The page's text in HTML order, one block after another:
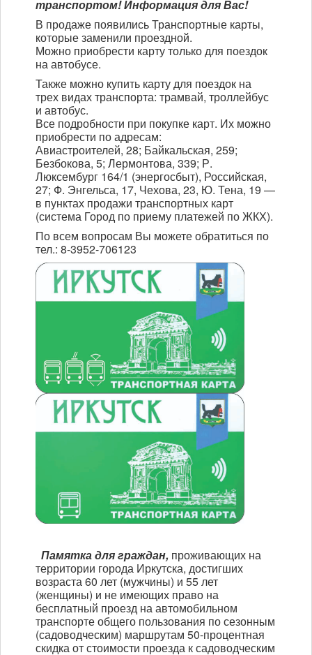
Документы
Мы в СМИ
Контакты
транспортом! Информация для Вас!
В продаже появились Транспортные карты,
которые заменили проездной.
Можно приобрести карту только для поездок
на автобусе.
Также можно купить карту для поездок на
трех видах транспорта: трамвай, троллейбус
и автобус.
Все подробности при покупке карт. Их можно
приобрести по адресам:
Авиастроителей, 28; Байкальская, 259;
Безбокова, 5; Лермонтова, 339; Р.
Люксембург 164/1 (энергосбыт), Российская,
27; Ф. Энгельса, 17, Чехова, 23, Ю. Тена, 19 —
в пунктах продажи транспортных карт
(система Город по приему платежей по ЖКХ).
По всем вопросам Вы можете обратиться по
тел.: 8-3952-706123
Памятка для граждан, проживающих на
территории города Иркутска, достигших
возраста 60 лет (мужчины) и 55 лет
(женщины) и не имеющих право на
бесплатный проезд на автомобильном
транспорте общего пользования по сезонным
(садоводческим) маршрутам 50-процентная
скидка от стоимости проезда к садоводческим